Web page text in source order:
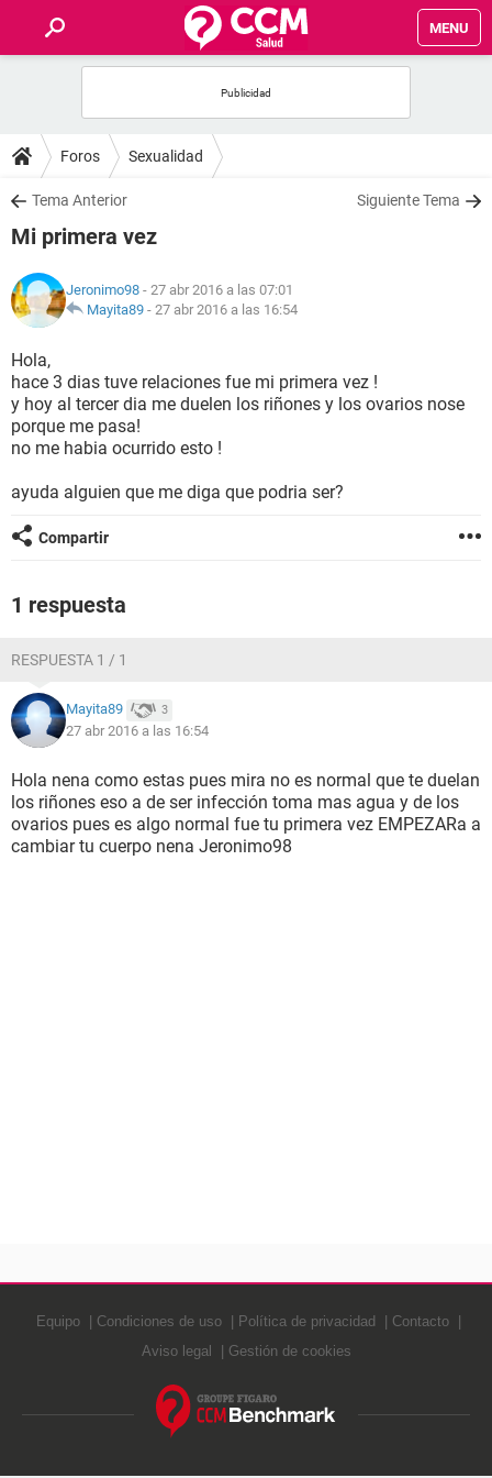
MENU
FOROS
SALUD
FAMILIA
NUTRICIÓN
BIENESTAR
SEXUALIDAD
Foros Sexualidad
Tema Anterior Siguiente Tema
Mi primera vez
Jeronimo98 - 27 abr 2016 a las 07:01
Mayita89 - 27 abr 2016 a las 16:54
Hola,
hace 3 dias tuve relaciones fue mi primera vez !
y hoy al tercer dia me duelen los riñones y los ovarios nose
porque me pasa!
no me habia ocurrido esto !
ayuda alguien que me diga que podria ser?
Compartir
1 respuesta
RESPUESTA 1 / 1
Mayita89 3
27 abr 2016 a las 16:54
Hola nena como estas pues mira no es normal que te duelan
los riñones eso a de ser infección toma mas agua y de los
ovarios pues es algo normal fue tu primera vez EMPEZARa a
cambiar tu cuerpo nena Jeronimo98
Equipo Condiciones de uso Política de privacidad
Contacto
Aviso legal
Gestión de cookies